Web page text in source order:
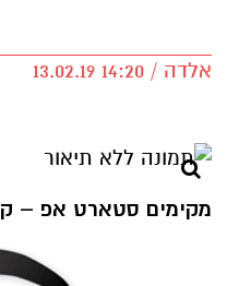
אלדה / 14:20 13.02.19
מקימים סטארט אפ –